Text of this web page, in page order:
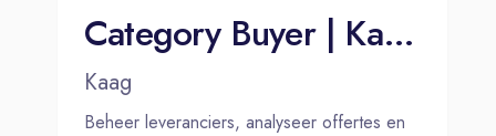
Category Buyer | Kaag of Amsterdam
Kaag
Beheer leveranciers, analyseer offertes en